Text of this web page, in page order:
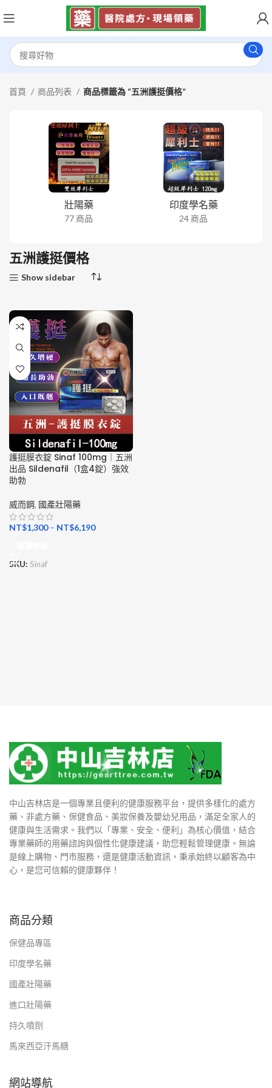
首頁 商品列表 商品標籤為 “五洲護挺價格”
壯陽藥
77 商品
印度學名藥
24 商品
五洲護挺價格
Show sidebar
護挺膜衣錠 Sinaf 100mg｜五洲
出品 Sildenafil（1盒4錠）強效
助勃
威而鋼, 國產壯陽藥
NT$1,300– NT$6,190
SKU: Sinaf
中山吉林店是一個專業且便利的健康服務平台，提供多樣化的處方
藥、非處方藥、保健食品、美妝保養及嬰幼兒用品，滿足全家人的
健康與生活需求。我們以「專業、安全、便利」為核心價值，結合
專業藥師的用藥諮詢與個性化健康建議，助您輕鬆管理健康。無論
是線上購物、門市服務，還是健康活動資訊，秉承始終以顧客為中
心，是您可信賴的健康夥伴！
商品分類
保健品專區
印度學名藥
國產壯陽藥
進口壯陽藥
持久噴劑
馬來西亞汗馬糖
網站導航